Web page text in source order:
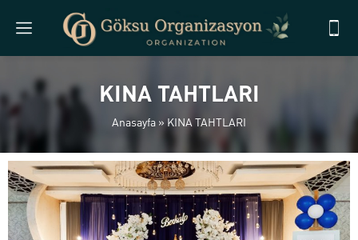
KINA TAHTLARI
Anasayfa » KINA TAHTLARI